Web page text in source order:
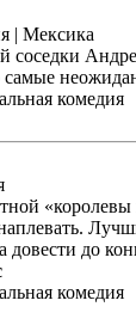
| Мексика
соседки
самые
комедия
довести до
комедия